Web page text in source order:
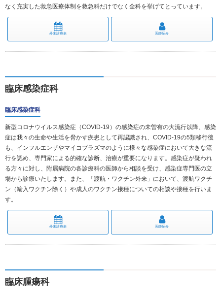
なく充実した救急医療体制を救急科だけでなく全科を挙げてとっています。
外来診療表 医師紹介
臨床感染症科
臨床感染症科
新型コロナウイルス感染症（COVID-19）の感染症の未曽有の大流行以降、感染
症は我々の生命や生活を脅かす疾患として再認識され、COVID-19の5類移行後
も、インフルエンザやマイコプラズマのように様々な感染症において大きな流
行を認め、専門家による的確な診断、治療が重要になります。感染症が疑われ
る方々に対し、附属病院の各診療科の医師から相談を受け、感染症専門医の立
場から診療いたします。また、「渡航・ワクチン外来」において、渡航ワクチ
ン（輸入ワクチン除く）や成人のワクチン接種についての相談や接種を行いま
す。
外来診療表 医師紹介
臨床腫瘍科